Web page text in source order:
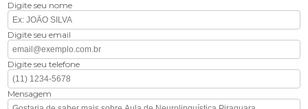
Digite seu nome
Digite seu email
Digite seu telefone
Mensagem